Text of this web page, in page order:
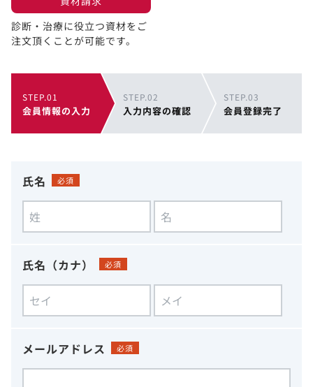
診断・治療に役立つ資材をご
注文頂くことが可能です。
STEP.01
会員情報の入力
STEP.02
入力内容の確認
STEP.03
会員登録完了
氏名 必須
氏名（カナ） 必須
メールアドレス 必須